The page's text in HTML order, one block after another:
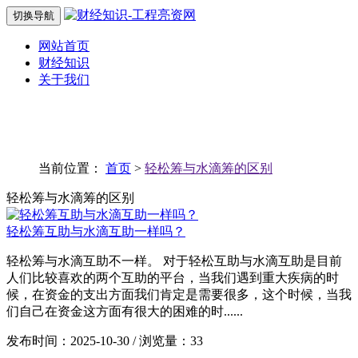
切换导航
网站首页
财经知识
关于我们
当前位置： 首页 > 轻松筹与水滴筹的区别
轻松筹与水滴筹的区别
轻松筹互助与水滴互助一样吗？
轻松筹与水滴互助不一样。 对于轻松互助与水滴互助是目前
人们比较喜欢的两个互助的平台，当我们遇到重大疾病的时
候，在资金的支出方面我们肯定是需要很多，这个时候，当我
们自己在资金这方面有很大的困难的时......
发布时间：2025-10-30 / 浏览量：33